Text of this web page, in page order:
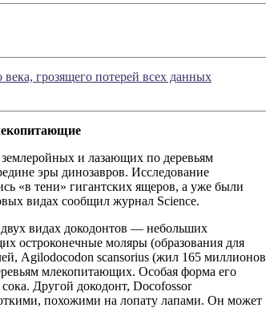
грозящего потерей всех данных
и лазающих по деревьям
эры динозавров. Исследование
«в тени» гигантских ящеров, а уже были
видах сообщил журнал Science.
видах докодонтов — небольших
остроконечные моляры (образования для
Agilodocodon scansorius (жил 165 миллионов
млекопитающих. Особая форма его
Другой докодонт, Docofossor
похожими на лопату лапами. Он может